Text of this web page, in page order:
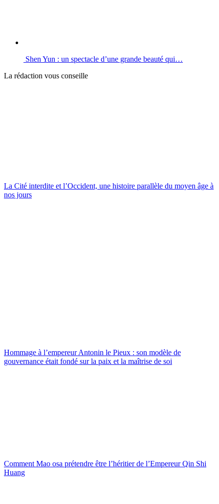
Shen Yun : un spectacle d’une grande beauté qui…
La rédaction vous conseille
La Cité interdite et l’Occident, une histoire parallèle du moyen âge à
nos jours
Hommage à l’empereur Antonin le Pieux : son modèle de
gouvernance était fondé sur la paix et la maîtrise de soi
Comment Mao osa prétendre être l’héritier de l’Empereur Qin Shi
Huang